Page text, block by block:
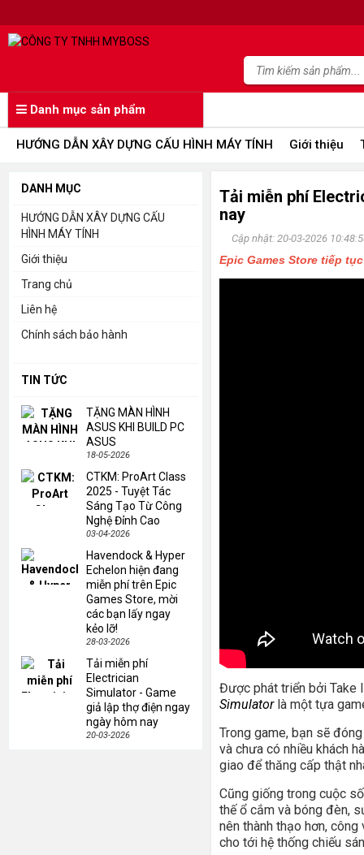
Danh mục sản phẩm
HƯỚNG DẪN XÂY DỰNG CẤU HÌNH MÁY TÍNH Giới thiệu
Tải miễn phí
nay
Cập nhật: 20-03-2026
Epic Games Store tiếp
Được phát triển bởi Take
Simulatorlà một tựa
Trong game, bạn sẽ
và chưa có nhiều khách
giao để thăng cấp thật
Cũng giống trong cuộc
thế ổ cắm và bóng đèn,
nên thành thạo hơn,
cho tới hệ thống chiếu
DANH MỤC
HƯỚNG DẪN XÂY DỰNG CẤU
HÌNH MÁY TÍNH
Giới thiệu
Trang chủ
Liên hệ
Chính sách bảo hành
TIN TỨC
TẶNG MÀN HÌNH
ASUS KHI BUILD PC
ASUS
18-05-2026
CTKM: ProArt Class
2025 - Tuyệt Tác
Sáng Tạo Từ Công
Nghệ Đỉnh Cao
03-04-2026
Havendock & Hyper
Echelon hiện đang
miễn phí trên Epic
Games Store, mời
các bạn lấy ngay
kẻo lỡ!
28-03-2026
Tải miễn phí
Electrician
Simulator - Game
giả lập thợ điện ngay
ngày hôm nay
20-03-2026